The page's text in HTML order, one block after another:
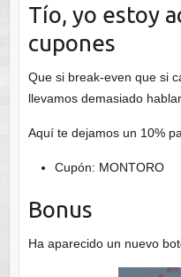
Tío, yo estoy
cupones
Que si break-even que si
llevamos demasiado
Aquí te dejamos un 10%
Cupón: MONTORO
Bonus
Ha aparecido un nuevo